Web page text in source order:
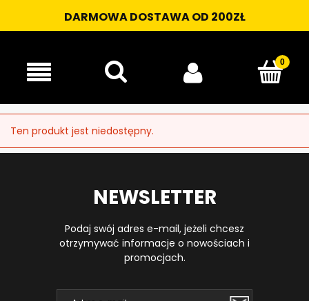
DARMOWA DOSTAWA OD 200ZŁ
Ten produkt jest niedostępny.
NEWSLETTER
Podaj swój adres e-mail, jeżeli chcesz
otrzymywać informacje o nowościach i
promocjach.